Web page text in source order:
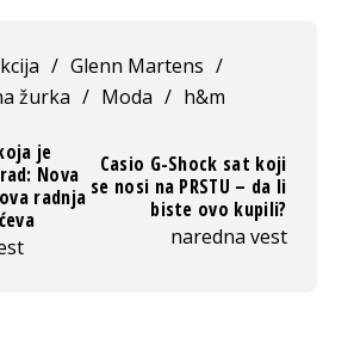
/ Glenn Martens /
žurka / Moda / h&m
je
Nova
radnja
Casio G-Shock sat koji
se nosi na PRSTU – da li
biste ovo kupili?
naredna vest